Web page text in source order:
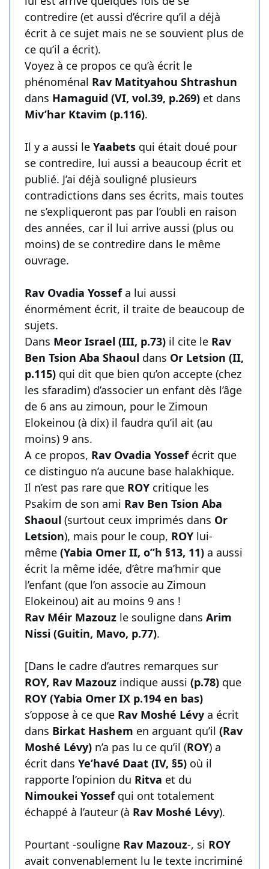
contredire (et aussi d’écrire qu’il a déjà
écrit à ce sujet mais ne se souvient plus de
ce qu’il a écrit).
Voyez à ce propos ce qu’à écrit le
phénoménal Rav Matityahou Shtrashun
dans Hamaguid (VI, vol.39, p.269) et dans
Miv’har Ktavim (p.116).
Il y a aussi le Yaabets qui était doué pour
se contredire, lui aussi a beaucoup écrit et
publié. J’ai déjà souligné plusieurs
contradictions dans ses écrits, mais toutes
ne s’expliqueront pas par l’oubli en raison
des années, car il lui arrive aussi (plus ou
moins) de se contredire dans le même
ouvrage.
Rav Ovadia Yossefa lui aussi
énormément écrit, il traite de beaucoup de
sujets.
Dans Meor Israel (III, p.73) il cite le Rav
Ben Tsion Aba Shaoul dans Or Letsion (II,
p.115) qui dit que bien qu’on accepte (chez
les sfaradim) d’associer un enfant dès l’âge
de 6 ans au zimoun, pour le Zimoun
Elokeinou (à dix) il faudra qu’il ait (au
moins) 9 ans.
A ce propos, Rav Ovadia Yossefécrit que
ce distinguo n’a aucune base halakhique.
Il n’est pas rare que ROY critique les
Psakim de son ami Rav Ben Tsion Aba
Shaoul (surtout ceux imprimés dans Or
Letsion), mais pour le coup, ROY lui-
même (Yabia Omer II, o’’h §13, 11) a aussi
écrit la même idée, d’être ma’hmir que
l’enfant (que l’on associe au Zimoun
Elokeinou) ait au moins 9 ans !
Rav Méir Mazouz le souligne dans Arim
Nissi (Guitin, Mavo, p.77).
[Dans le cadre d’autres remarques sur
ROY, Rav Mazouz indique aussi (p.78) que
ROY (Yabia Omer IX p.194 en bas)
s’oppose à ce que Rav Moshé Lévy a écrit
dans Birkat Hashem en arguant qu’il (Rav
Moshé Lévy) n’a pas lu ce qu’il (ROY) a
écrit dans Ye’havé Daat (IV, §5) où il
rapporte l’opinion du Ritva et du
Nimoukei Yossefqui ont totalement
échappé à l’auteur (à Rav Moshé Lévy).
Pourtant -souligne Rav Mazouz-, si ROY
avait convenablement lu le texte incriminé